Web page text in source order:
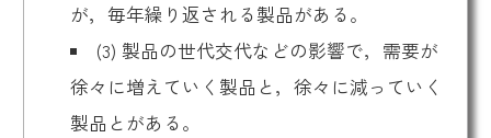
が，毎年繰り返される製品がある。
(3) 製品の世代交代などの影響で，需要が
徐々に増えていく製品と，徐々に減っていく
製品とがある。